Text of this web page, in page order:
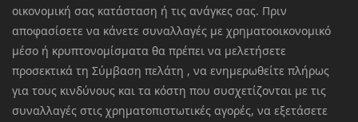
οικονομική σας κατάσταση ή τις ανάγκες σας. Πριν
αποφασίσετε να κάνετε συναλλαγές με χρηματοοικονομικό
μέσο ή κρυπτονομίσματα θα πρέπει να μελετήσετε
προσεκτικά τη Σύμβαση πελάτη , να ενημερωθείτε πλήρως
για τους κινδύνους και τα κόστη που συσχετίζονται με τις
συναλλαγές στις χρηματοπιστωτικές αγορές, να εξετάσετε